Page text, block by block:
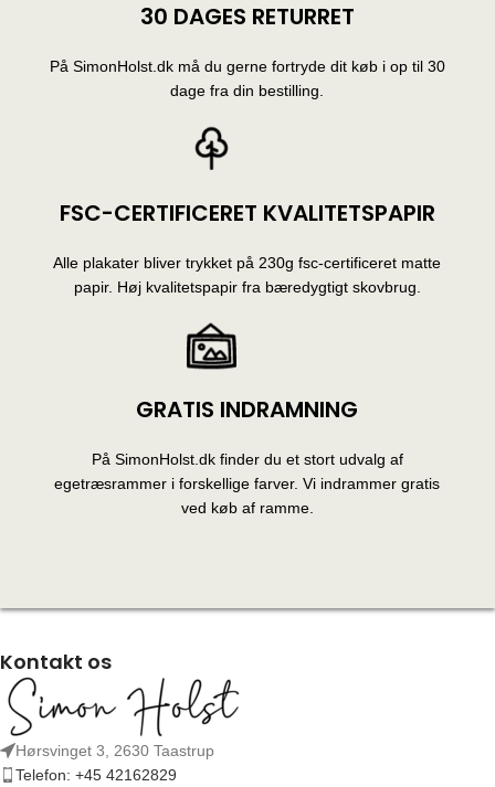
30 DAGES RETURRET
På SimonHolst.dk må du gerne fortryde dit køb i op til 30
dage fra din bestilling.
FSC-CERTIFICERET KVALITETSPAPIR
Alle plakater bliver trykket på 230g fsc-certificeret matte
papir. Høj kvalitetspapir fra bæredygtigt skovbrug.
GRATIS INDRAMNING
På SimonHolst.dk finder du et stort udvalg af
egetræsrammer i forskellige farver. Vi indrammer gratis
ved køb af ramme.
Kontakt os
Hørsvinget 3, 2630 Taastrup
Telefon: +45 42162829